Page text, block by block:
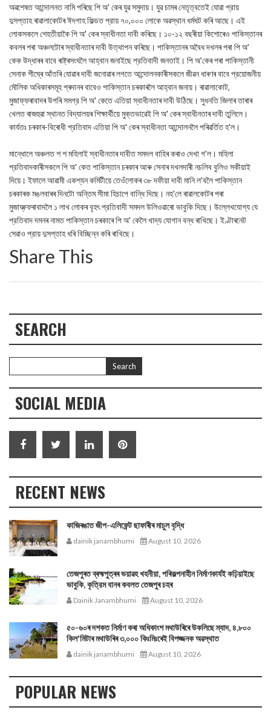
অৱশেষত আন্দোলনত নামি পৰিছে পি অ' কেৰ যুৱ সমুদায়। যুৱ চামৰ নেতৃত্বতেই যোৱা প্রায়
দুসপ্তাহ ৰাৱালাকোটৰ ঈদগাহ ফিল্ডত প্রায় ৭০,০০০ লোকে অৱস্থান ধৰ্মঘট কৰি আছে। এই
লোকসকলে শেহতীয়াকৈ পি অ' কেৰ স্বাধীনতা দাবী কৰিছে। ১০-১২ বছৰীয়া কিশোৰেও পাকিস্তানৰ
কবলৰ পৰা অঞ্চলটোৰ স্বাধীনতাৰ দাবী উত্থাপন কৰিছে। পাকিস্তানৰ অবৈধ দখলৰ পৰা পি অ'
কেক উদ্ধাৰৰ বাবে ৰাষ্ট্ৰসংঘলৈ আহ্বান জনাইছে প্রতিবাদী জনতাই। পি অ'কেৰ পৰা পাকিস্তানী
সেনাক শীঘ্ৰে আঁতৰি যোৱাৰ দাবী জনোৱাৰ লগতে আন্দোলনকাৰীসকলে জীৱন ধাৰণৰ বাবে প্রয়োজনীয়
মৌলিক অধিকাৰসমূহ প্ৰদানৰ বাবেও পাকিস্তান চৰকাৰলৈ আহ্বান জনায়। ৰাৱালাকোট,
মুজাফ্ফৰাবাদৰ উপৰি সমগ্র পি অ' কেতে এতিয়া স্বাধীনতাৰ দাবী উঠিছে। সুধনতি জিলাৰ তাৰাৰ
খেলত ৰাজহুৱা স্থানত বিদ্যালয়ৰ শিক্ষার্থীয়ে মুক্তভাৱেই পি অ' কেৰ স্বাধীনতাৰ দাবী তুলিলে।
কাৰ্যতঃ চৰকাৰ-বিৰোধী প্রতিবাদ এতিয়া পি অ' কেৰ স্বাধীনতা আন্দোলনলৈ পৰিৱৰ্তিত হ'ল।
মান্ধোলে অঞ্চলত শ শ মহিলাই স্বাধীনতাৰ দাবীত সমদল বাহিৰ কৰাও দেখা গ'ল। মহিলা
প্রতিবাদকাৰীসকলে পি অ' কেত পাকিস্তান চৰকাৰ আৰু সেনাৰ দখলদাৰী নচলিব বুলিও সকীয়াই
দিয়ে। ইফালে আৱামী একশ্যন কমিটীয়ে তেওঁলোকৰ ৩৮ দফীয়া দাবী মানি ল'বলৈ পাকিস্তান
চৰকাৰক মঙলবাৰৰ দিনটো অন্তিম সীমা হিচাপে বান্ধি দিছে। নহ'লে ৰাৱালকোটৰ পৰা
মুজাফ্ফ্ফৰাবাদলৈ ১ লাখ লোকৰ বৃহৎ প্রতিবাদী সমদল উলিওৱাৰো ভাবুকি দিছে। উল্লেখযোগ্য যে
প্রতিবাদ দমনৰ নামত পাকিস্তান চৰকাৰে পি অ' কেলৈ খাদ্য যোগান বন্ধ ৰাখিছে। ইণ্টাৰনেট
সেৱাও প্রায় দুসপ্তাহ ধৰি বিচ্ছিন্ন কৰি ৰাখিছে।
Share This
SEARCH
SOCIAL MEDIA
RECENT NEWS
কাজিৰঙাত জীপ-এলিফেন্ট ছাফাৰীৰ মাচুল বৃদ্ধি
dainik janambhumi August 10, 2026
তেজপুৰত ব্ৰহ্মপুত্ৰৰ ভয়াৱহ খহনীয়া, পৰিকল্পনাহীন নির্মাণকার্যই কঢ়িয়াইছে
ভাবুকি, কৃত্রিম বানৰ কবলত তেজপুৰ চহৰ
Dainik Janambhumi August 10, 2026
৫০-৬০ৰ দশকত নিৰ্মাণ কৰা অধিকাংশ মথাউৰিৰে উকলিছে ম্যাদ, ৪,৮০০
কিল'মিটাৰ মথাউৰিৰ ৩,০০০ কিঃমিঃৰেই বিপজ্জনক অৱস্থাত
dainik janambhumi August 10, 2026
POPULAR NEWS